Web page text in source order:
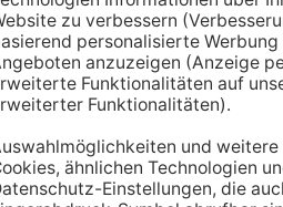
einen individuellen Bedarf an
gedeckt werden kann.
erwähnt lediglich einen
miteinbezogen werden: